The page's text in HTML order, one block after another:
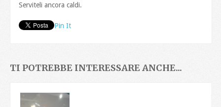
Serviteli ancora caldi.
Pin It
TI POTREBBE INTERESSARE ANCHE...